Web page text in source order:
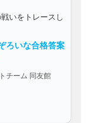
いをトレースし
ろいな合格答案
チーム 同友館